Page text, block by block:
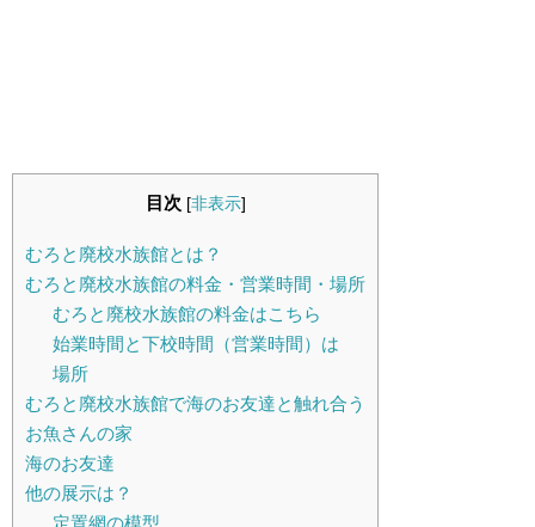
目次 [非表示]
むろと廃校水族館とは？
むろと廃校水族館の料金・営業時間・場所
むろと廃校水族館の料金はこちら
始業時間と下校時間（営業時間）は
場所
むろと廃校水族館で海のお友達と触れ合う
お魚さんの家
海のお友達
他の展示は？
定置網の模型